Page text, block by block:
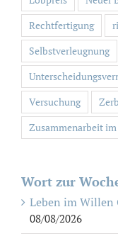
Rechtfertigung
Selbstverleugnung
Versuchung
Zusammenarbeit
Wort zur
Leben im Willen
08/08/2026